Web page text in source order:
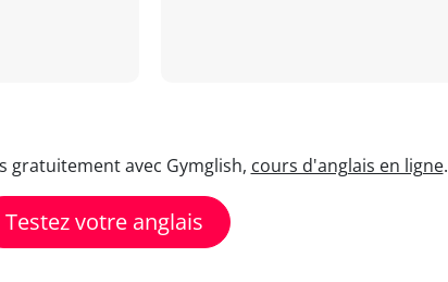
gratuitement avec Gymglish, cours d'anglais en ligne.
Testez votre anglais